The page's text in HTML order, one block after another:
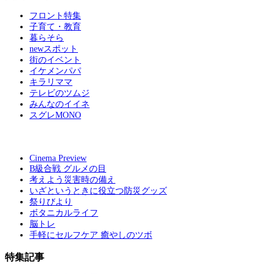
フロント特集
子育て・教育
暮らそら
newスポット
街のイベント
イケメンパパ
キラリママ
テレビのツムジ
みんなのイイネ
スグレMONO
Cinema Preview
B級合戦 グルメの目
考えよう災害時の備え
いざというときに役立つ防災グッズ
祭りびより
ボタニカルライフ
脳トレ
手軽にセルフケア 癒やしのツボ
特集記事